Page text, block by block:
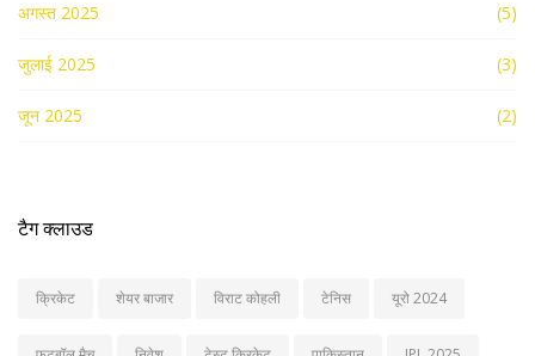
अगस्त 2025 (5)
जुलाई 2025 (3)
जून 2025 (2)
टैग क्लाउड
क्रिकेट शेयर बाजार विराट कोहली टेनिस यूरो 2024